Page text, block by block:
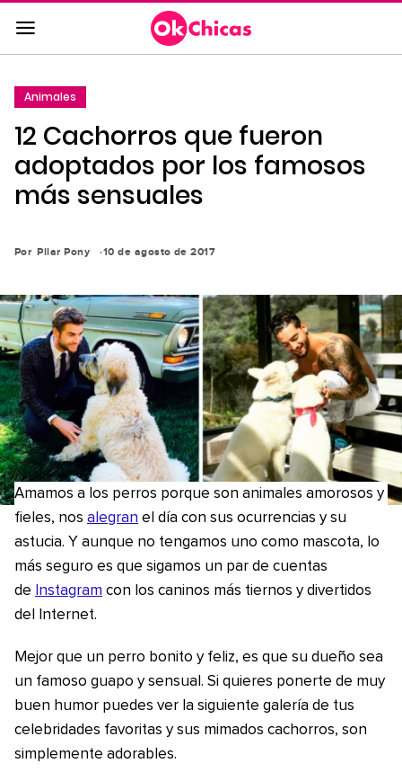
Saltar
al
contenido
la
navegación
principal
Animales
12 Cachorros que fueron
adoptados por los famosos
más sensuales
Por Pilar Pony 10 de agosto de 2017
Amamos a los perros porque son animales amorosos y
fieles, nos alegran el día con sus ocurrencias y su
astucia. Y aunque no tengamos uno como mascota, lo
más seguro es que sigamos un par de cuentas
de Instagram con los caninos más tiernos y divertidos
del Internet.
Mejor que un perro bonito y feliz, es que su dueño sea
un famoso guapo y sensual. Si quieres ponerte de muy
buen humor puedes ver la siguiente galería de tus
celebridades favoritas y sus mimados cachorros, son
simplemente adorables.